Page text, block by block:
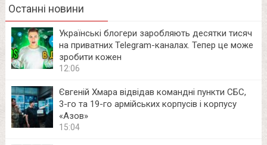
Останні новини
Українські блогери заробляють десятки тисяч
на приватних Telegram-каналах. Тепер це може
зробити кожен
12:06
Євгеній Хмара відвідав командні пункти СБС,
3-го та 19-го армійських корпусів і корпусу
«Азов»
15:04